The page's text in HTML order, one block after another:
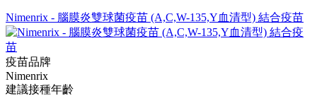
Nimenrix - 腦膜炎雙球菌疫苗 (A,C,W-135,Y血清型) 結合疫苗
疫苗品牌
Nimenrix
建議接種年齡